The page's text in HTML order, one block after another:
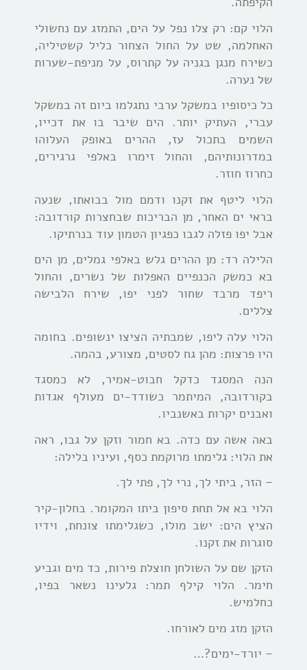
הלוי קם: רק צלו נפל על הים, התמזג עם נחשולי
האחלמה, שט על החול הצחור כליל קשטיליה,
כשירח מנגן בגניה על קתרוס, על מניפת-שערות
של נערה.
כל כיסופיו במשקל ערבי נתגלמו ביום זה במשקל
עברי, העתיק יותר. הים שיבר בו את דכייו,
השמים בתכול עז, ההרים באופק העלוהו
במדרונותיהם, והחול זימרו באלפי גרגירים,
כחרוז חוזר.
הלוי ליטף את זקנו ודמם מול בבואתו, שנעה
בראי ים האחר, מן הבריכות שבחצרות קורדובה:
אבל יפו פזלה לגבו כפגיון הטמון עוד בנרתיקו.
הלילה רד: מן ההרים גלש באלפי גמלים, מן הים
בא כמשק הכנפיים האפלות של נשרים, והחול
ריפד מרבד שחור לפני יפו, שירח הלבישה
צללים.
הלוי עלה ליפו, שמבתיה הציצו ינשופים. בחומה
היו פרצות: מהן גח לסטים, מצורע, בהמה.
הנה המסגד כדקל חבוט-אמיר, לא כמסגד
בקורדובה, המיתמר כשודד-ים מעולף אגדות
ואבנים יקרות באשנביו.
באה אשה עם כדה. בא חמור וזקן על גבו, ראה
את הלוי: גלימתו מרוקמת כסף, ועיניו בלילה:
– הזר, ביתי לך, נרי לך, פתי לך.
הלוי בא אל תחת סיפון ביתו המקומר. בחלון-קיר
הציץ הים: ישב מולו, כשגלימתו צונחת, וידיו
סוגרות את זקנו.
הזקן שם על השולחן חוצלת פירות, כד מים וגביע
חימר. הלוי קילף תמר: גלעינו נשאר בפיו,
כחלמיש.
הזקן מזג מים לאורחו.
– יורד-ימים?…